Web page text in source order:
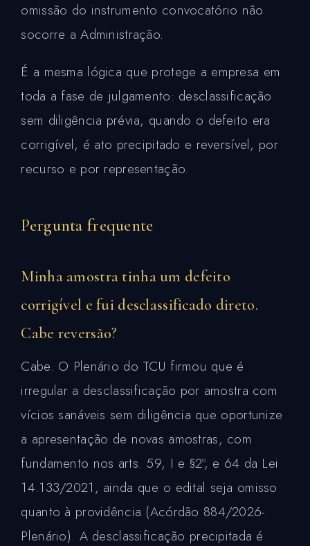
omissão do instrumento convocatório não
socorre a Administração.
É a mesma lógica que protege a empresa em
toda a fase de julgamento: desclassificação
sem diligência prévia, quando o defeito era
corrigível, é ato precipitado e reversível, por
recurso e por representação.
Pergunta frequente
Minha amostra tinha um defeito
corrigível e fui desclassificado direto.
Cabe reversão?
Cabe. O Plenário do TCU firmou que é
irregular a desclassificação por amostra com
vícios sanáveis sem diligência que oportunize
a apresentação de novas amostras, com
fundamento nos arts. 59, I e §2º, e 64 da Lei
14.133/2021, ainda que o edital seja omisso
quanto à providência (Acórdão 884/2026-
Plenário). A desclassificação precipitada é